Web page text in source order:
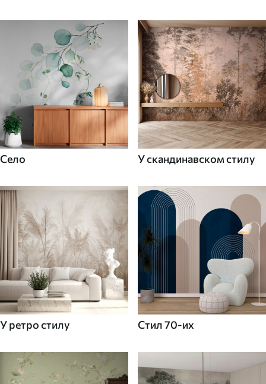
Село У скандинавском стилу
У ретро стилу Стил 70-их